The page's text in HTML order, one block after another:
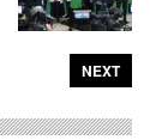
NEXT